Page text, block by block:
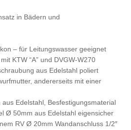
in Bädern und
– für Leitungswasser geeignet
KTW “A” und DVGW-W270
aus Edelstahl poliert
andererseits mit einer
Edelstahl, Besfestigungsmaterial
Ø 50mm aus Edelstahl eigensicher
RV Ø 20mm Wandanschluss 1/2″